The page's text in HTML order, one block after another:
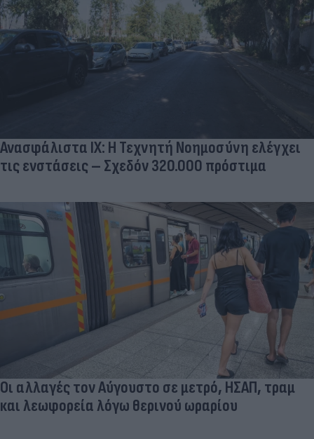
Ανασφάλιστα ΙΧ: Η Τεχνητή Νοημοσύνη ελέγχει
τις ενστάσεις – Σχεδόν 320.000 πρόστιμα
Οι αλλαγές τον Αύγουστο σε μετρό, ΗΣΑΠ, τραμ
και λεωφορεία λόγω θερινού ωραρίου